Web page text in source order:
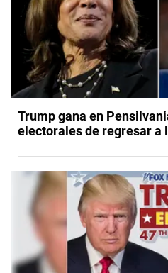
Trump gana en
electorales de regresar a